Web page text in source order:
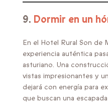
9. Dormir en un
En el Hotel Rural Son de
experiencia auténtica
asturiano. Una
vistas impresionantes y
dejará con energía para
que buscan una